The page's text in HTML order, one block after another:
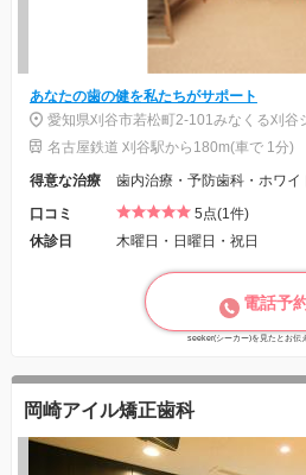
あなたの歯の健を私たちがサポート
愛知県刈谷市若松町2-101みなくる刈谷
名古屋鉄道 刈谷駅から180m(車で 1分)
得意な治療
歯内治療・予防歯科・ホワイ
口コミ
5点(1件)
休診日
木曜日・日曜日・祝日
電話予
seeker(シーカー)を見たとお伝
岡崎アイル矯正歯科